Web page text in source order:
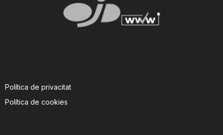
Política de privacitat
Política de cookies